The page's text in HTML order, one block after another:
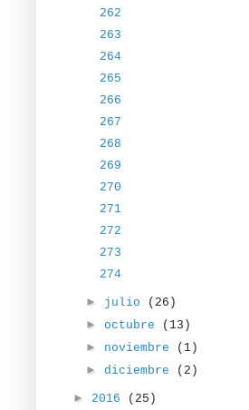
262
263
264
265
266
267
268
269
270
271
272
273
274
► julio
(26)
►octubre
(13)
► noviembre
(1)
► diciembre
(2)
► 2016
(25)